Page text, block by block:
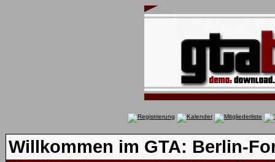
Willkommen im GTA: Berlin-